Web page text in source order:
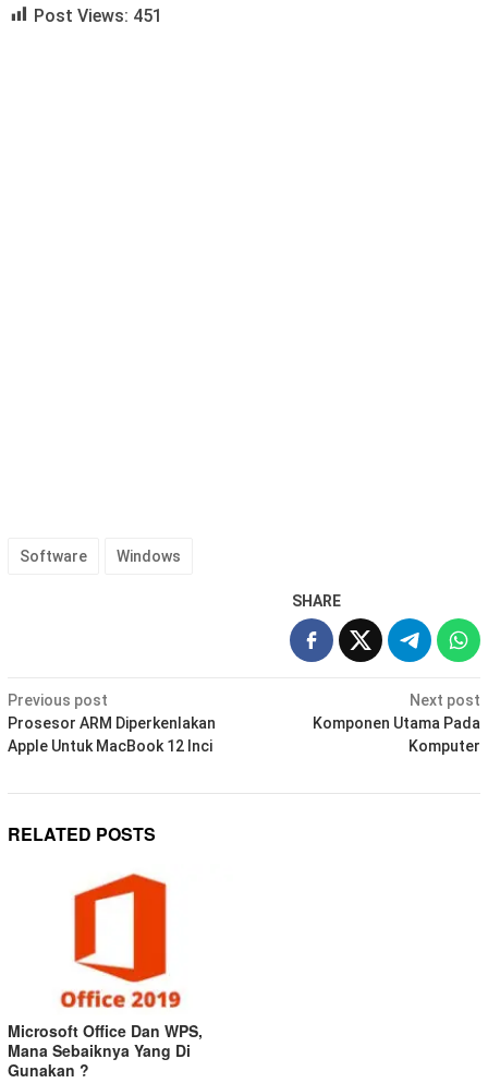
Post Views: 451
Software Windows
SHARE
Post
navigation
Previous post
Prosesor ARM Diperkenlakan
Apple Untuk MacBook 12 Inci
Next post
Komponen Utama Pada
Komputer
RELATED POSTS
Microsoft Office Dan WPS,
Mana Sebaiknya Yang Di
Gunakan ?